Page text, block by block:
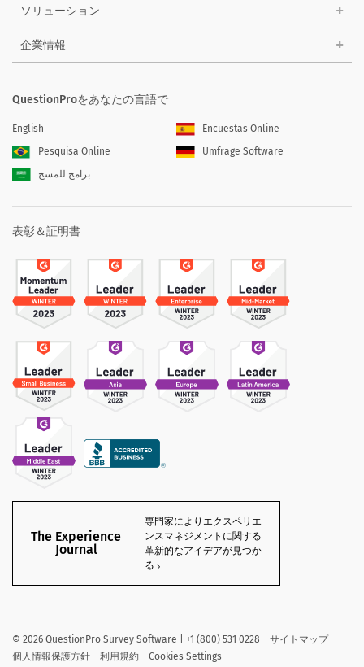
ソリューション
企業情報
QuestionProをあなたの言語で
English
Encuestas Online
Pesquisa Online
Umfrage Software
برامج للمسح
表彰＆証明書
The Experience
Journal
専門家によりエクスペリエ
ンスマネジメントに関する
革新的なアイデアが見つか
る
© 2026 QuestionPro Survey Software | +1 (800) 531 0228
サイトマップ
個人情報保護方針
利用規約 Cookies Settings